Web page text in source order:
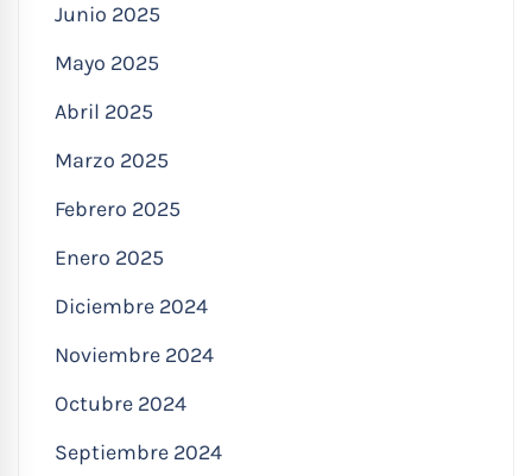
Junio 2025
Mayo 2025
Abril 2025
Marzo 2025
Febrero 2025
Enero 2025
Diciembre 2024
Noviembre 2024
Octubre 2024
Septiembre 2024